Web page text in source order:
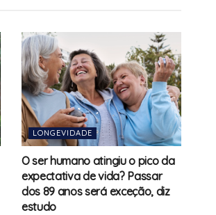
LONGEVIDADE
O ser humano atingiu o pico da
expectativa de vida? Passar
dos 89 anos será exceção, diz
estudo